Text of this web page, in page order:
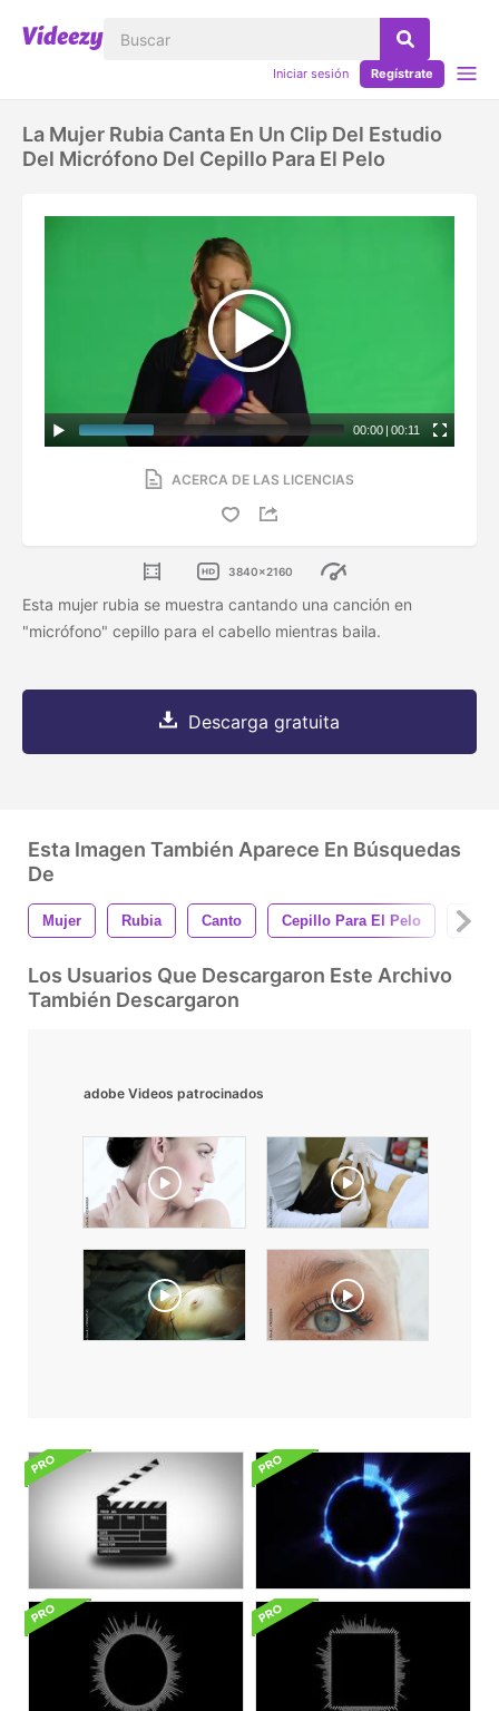
Iniciar sesión Regístrate
La Mujer Rubia Canta En Un Clip Del Estudio
Del Micrófono Del Cepillo Para El Pelo
00:00 | 00:11
ACERCA DE LAS LICENCIAS
3840x2160
Esta mujer rubia se muestra cantando una canción en
"micrófono" cepillo para el cabello mientras baila.
Descarga gratuita
Esta Imagen También Aparece En Búsquedas
De
Mujer Rubia Canto Cepillo Para El Pelo
Los Usuarios Que Descargaron Este Archivo
También Descargaron
adobe Videos patrocinados